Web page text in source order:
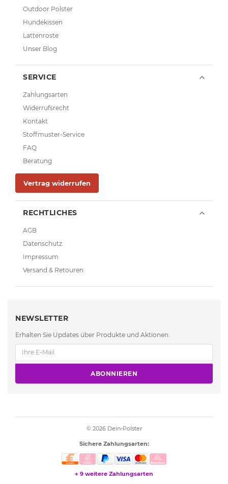
Outdoor Polster
Hundekissen
Lattenroste
Unser Blog
SERVICE
Zahlungsarten
Widerrufsrecht
Kontakt
Stoffmuster-Service
FAQ
Beratung
Vertrag widerrufen
RECHTLICHES
AGB
Datenschutz
Impressum
Versand & Retouren
NEWSLETTER
Erhalten Sie Updates über Produkte und Aktionen.
ABONNIEREN
© 2026 Dein-Polster
Sichere Zahlungsarten:
+ 9 weitere Zahlungsarten